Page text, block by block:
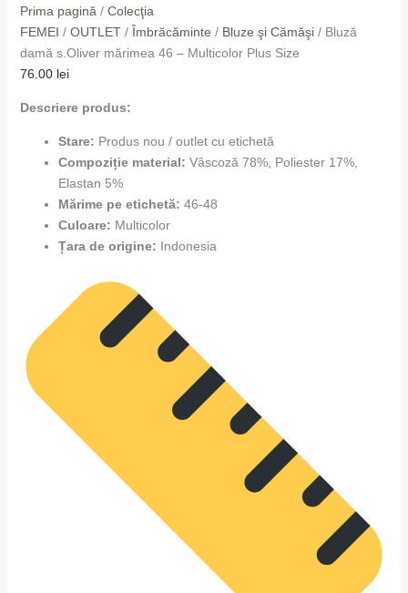
Prima pagină/ Colecţia
FEMEI / OUTLET/ Îmbrăcăminte / Bluze şi Cămăşi/ Bluză
damă s.Oliver mărimea 46 – Multicolor Plus Size
76.00 lei
Descriere produs:
Stare: Produs nou / outlet cu etichetă
Compoziție material: Vâscoză 78%, Poliester 17%,
Elastan 5%
Mărime pe etichetă: 46-48
Culoare: Multicolor
Țara de origine: Indonesia